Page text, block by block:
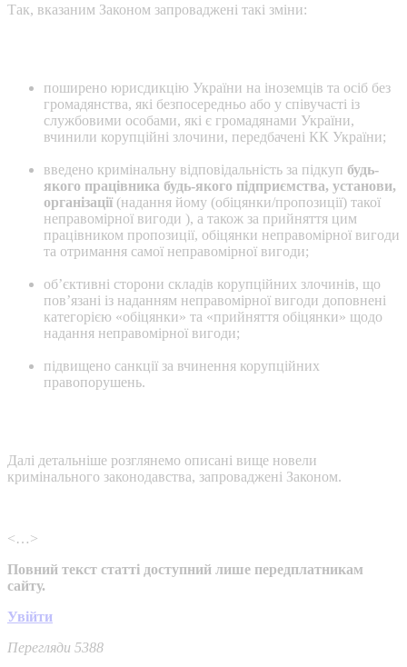
Так, вказаним Законом запроваджені такі зміни:
поширено юрисдикцію України на іноземців та осіб без
громадянства, які безпосередньо або у співучасті із
службовими особами, які є громадянами України,
вчинили корупційні злочини, передбачені КК України;
введено кримінальну відповідальність за підкуп будь-
якого працівника будь-якого підприємства, установи,
організації (надання йому (обіцянки/пропозиції) такої
неправомірної вигоди ), а також за прийняття цим
працівником пропозиції, обіцянки неправомірної вигоди
та отримання самої неправомірної вигоди;
об’єктивні сторони складів корупційних злочинів, що
пов’язані із наданням неправомірної вигоди доповнені
категорією «обіцянки» та «прийняття обіцянки» щодо
надання неправомірної вигоди;
підвищено санкції за вчинення корупційних
правопорушень.
Далі детальніше розглянемо описані вище новели
кримінального законодавства, запроваджені Законом.
<…>
Повний текст статті доступний лише передплатникам
сайту.
Увійти
Перегляди 5388